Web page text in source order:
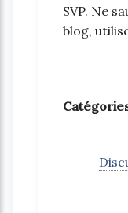
SVP. Ne
blog,